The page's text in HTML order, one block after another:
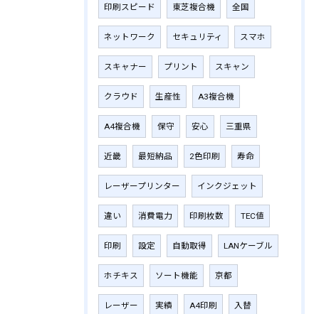
印刷スピード 東芝複合機 全国
ネットワーク セキュリティ スマホ
スキャナー プリント スキャン
クラウド 生産性 A3複合機
A4複合機 保守 安心 三重県
近畿 最短納品 2色印刷 寿命
レーザープリンター インクジェット
違い 消費電力 印刷枚数 TEC値
印刷 設定 自動取得 LANケーブル
ホチキス ソート機能 京都
レーザー 実績 A4印刷 入替